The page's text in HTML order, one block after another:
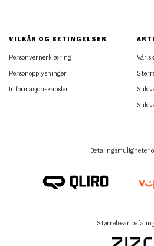
VILKÅR OG BETINGELSER
Personvernerklæring
Personopplysninger
Informasjonskapsler
Vår
Slik
Slik
Betalingsmuligheter